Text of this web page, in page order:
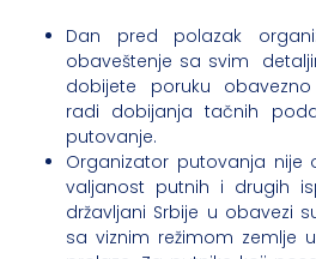
Dan pred polazak
obaveštenje sa svim
dobijete poruku
radi dobijanja tačnih
putovanje.
Organizator putovanja nije
valjanost putnih i drugih
državljani Srbije u obavezi
sa viznim režimom zemlje